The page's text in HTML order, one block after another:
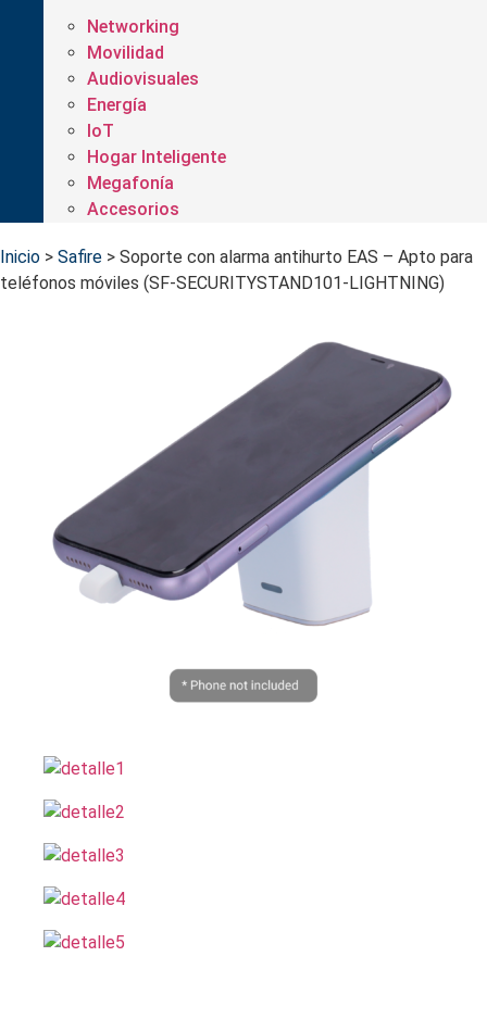
Networking
Movilidad
Audiovisuales
Energía
IoT
Hogar Inteligente
Megafonía
Accesorios
Inicio > Safire > Soporte con alarma antihurto EAS – Apto para
teléfonos móviles (SF-SECURITYSTAND101-LIGHTNING)